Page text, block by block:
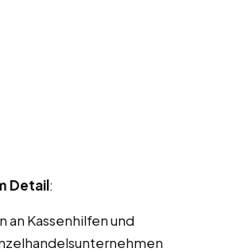
Detail:
an Kassenhilfen und